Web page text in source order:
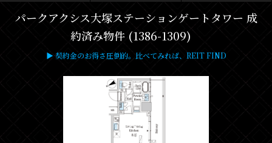
パークアクシス大塚ステーションゲートタワー 成
約済み物件 (1386-1309)
▶ 契約金のお得さ圧倒的。比べてみれば、REIT FIND